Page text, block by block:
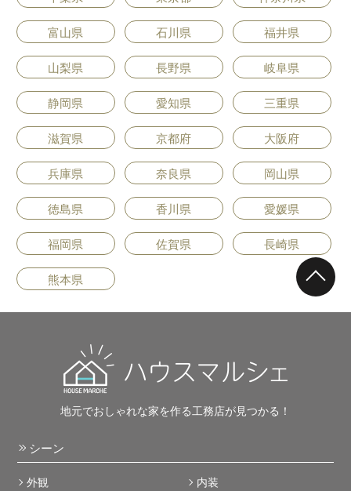
富山県 石川県 福井県
山梨県 長野県 岐阜県
静岡県 愛知県 三重県
滋賀県 京都府 大阪府
兵庫県 奈良県 岡山県
徳島県 香川県 愛媛県
福岡県 佐賀県 長崎県
熊本県
地元でおしゃれな家を作る工務店が見つかる！
シーン
外観
内装